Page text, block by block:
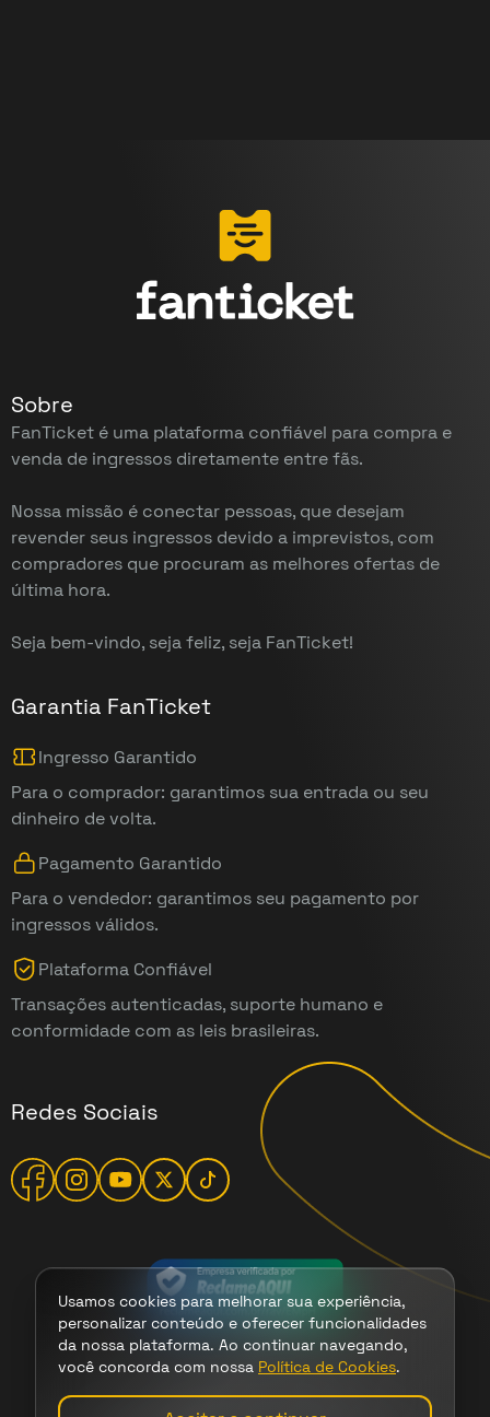
Usamos cookies para melhorar sua experiência,
personalizar conteúdo e oferecer funcionalidades
da nossa plataforma. Ao continuar navegando,
você concorda com nossa Política de Cookies.
Sobre
FanTicket é uma plataforma confiável para compra e
venda de ingressos diretamente entre fãs.
Nossa missão é conectar pessoas, que desejam
revender seus ingressos devido a imprevistos, com
compradores que procuram as melhores ofertas de
última hora.
Seja bem-vindo, seja feliz, seja FanTicket!
Garantia FanTicket
Ingresso Garantido
Para o comprador: garantimos sua entrada ou seu
dinheiro de volta.
Pagamento Garantido
Para o vendedor: garantimos seu pagamento por
ingressos válidos.
Plataforma Confiável
Transações autenticadas, suporte humano e
conformidade com as leis brasileiras.
Redes Sociais